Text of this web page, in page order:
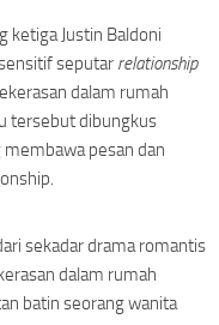
ketiga Justin Baldoni
seputar relationship
dalam rumah
tersebut dibungkus
membawa pesan dan
sekadar drama romantis
dalam rumah
batin seorang wanita